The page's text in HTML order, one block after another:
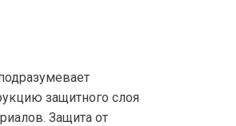
защитного слоя
Защита от